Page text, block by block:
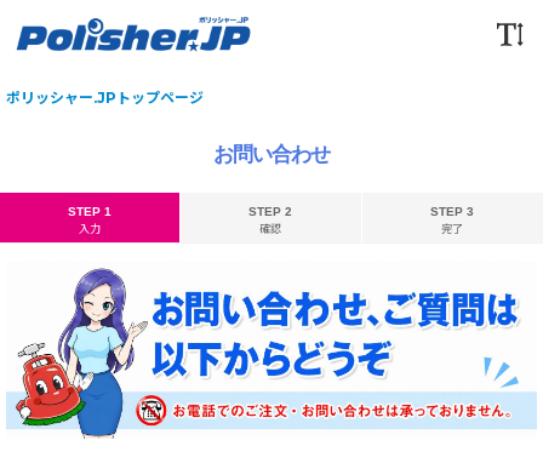
ポリッシャー.JPトップページ
お問い合わせ
STEP 1
入力
STEP 2
確認
STEP 3
完了